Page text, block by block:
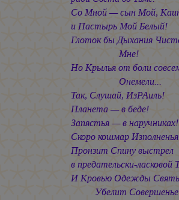
Со Мной — сын Мой,
и Пастырь Мой Белый!
Глоток бы Дыхания
Мне!
Но Крылья от боли
Онемели...
Так, Слушай, ИзРАиль!
Планета — в беде!
Запястья — в наручниках!
Скоро кошмар
Пронзит Спину выстрел
в предательски-ласковой
И Кровью Одежды
Убелит